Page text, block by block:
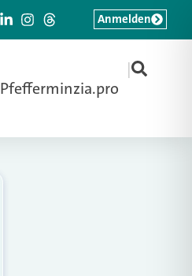
Pfefferminzia.pro
|
Anmelden